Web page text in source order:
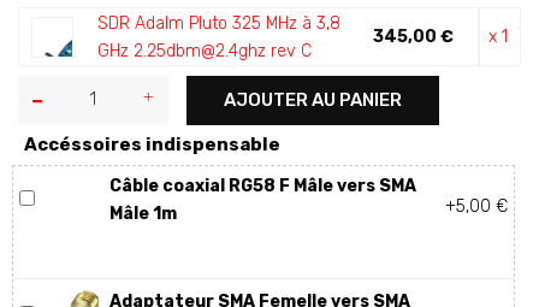
SDR Adalm Pluto 325 MHz à 3,8
GHz 2.25dbm@2.4ghz rev C
345,00 € x 1
AJOUTER AU PANIER
Accéssoires indispensable
Câble coaxial RG58 F Mâle vers SMA
Mâle 1m
+5,00 €
Adaptateur SMA Femelle vers SMA